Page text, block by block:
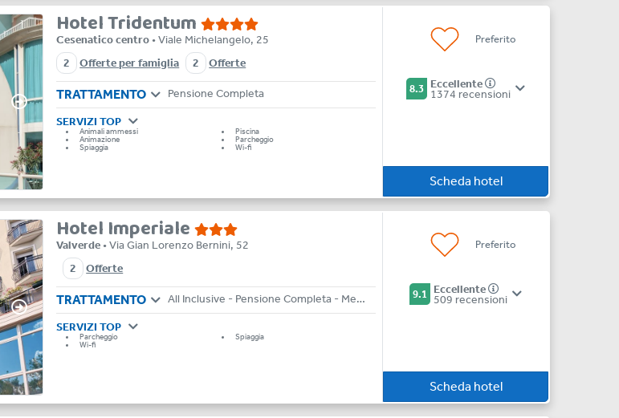
Hotel Tridentum
Cesenatico centro • Viale Michelangelo, 25
2
Offerte per famiglia 2 Offerte
TRATTAMENTO Pensione Completa
SERVIZI TOP
Animali ammessi Piscina
Animazione Parcheggio
Spiaggia Wi-fi
Preferito
8.3 Eccellente
1374 recensioni
Scheda hotel
Hotel Imperiale
Valverde • Via Gian Lorenzo Bernini, 52
2
Offerte
TRATTAMENTO All Inclusive - Pensione Completa - Mezza Pensione - Bed & Breakfast
SERVIZI TOP
Parcheggio Spiaggia
Wi-fi
Preferito
9.1 Eccellente
509 recensioni
Scheda hotel